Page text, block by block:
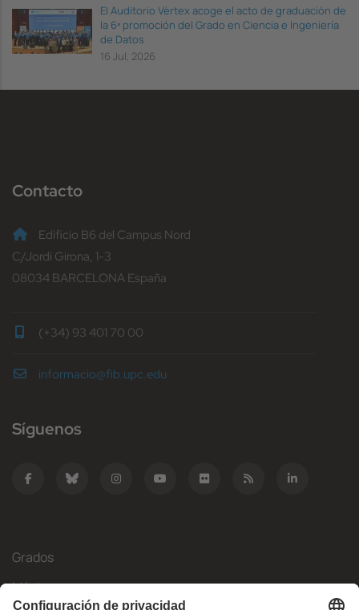
El Auditorio Vèrtex acoge el acto de graduación de
la 6ª promoción del Grado en Ciencia e Ingeniería
de Datos
16 Jul, 2026
Contacto
Edificio B6 del Campus Nord
C/Jordi Girona, 1-3
08034 BARCELONA España
(+34) 93 401 70 00
informacio@fib.upc.edu
Síguenos
Grados
Másteres